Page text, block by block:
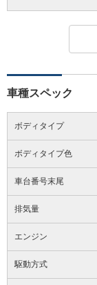
車種スペック
ボディタイプ
ボディタイプ色
車台番号末尾
排気量
エンジン
駆動方式